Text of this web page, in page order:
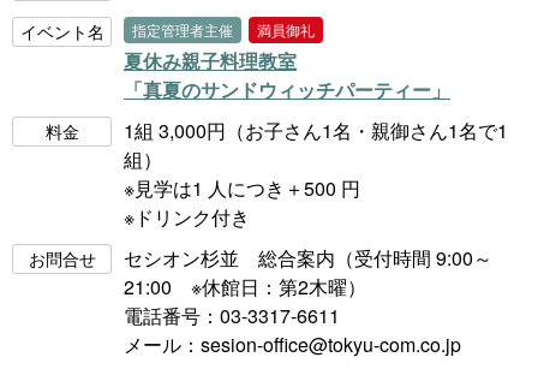
イベント名 指定管理者主催 満員御礼
夏休み親子料理教室
「真夏のサンドウィッチパーティー」
料金
1組 3,000円（お子さん1名・親御さん1名で1
組）
※見学は1 人につき＋500 円
※ドリンク付き
お問合せ
セシオン杉並 総合案内（受付時間 9:00～
21:00 ※休館日：第2木曜）
電話番号：03-3317-6611
メール： sesion-office@tokyu-com.co.jp